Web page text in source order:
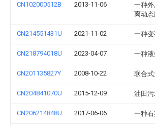
CN102000512B 2013-11-06
一种
离动
CN214551431U 2021-11-02 一种
CN218794018U 2023-04-07 一种
CN201135827Y 2008-10-22 联合
CN204841070U 2015-12-09 油田
CN206214848U 2017-06-06 一种